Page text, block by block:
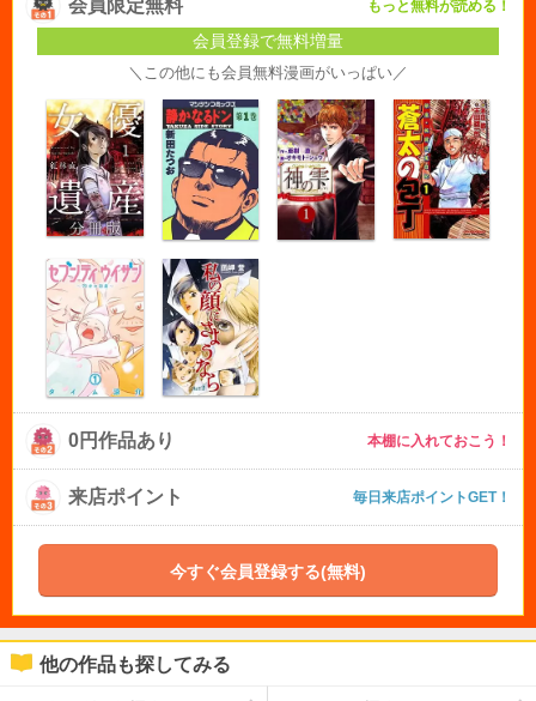
会員限定無料 もっと無料が読める！
会員登録で無料増量
＼この他にも会員無料漫画がいっぱい／
0円作品あり 本棚に入れておこう！
来店ポイント 毎日来店ポイントGET！
今すぐ会員登録する(無料)
他の作品も探してみる